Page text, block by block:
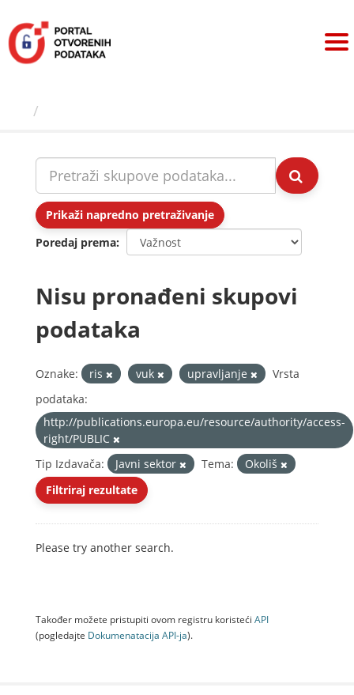
sadržaj
Prikaži napredno pretraživanje
Poredaj prema
Nisu pronađeni skupovi
podataka
Oznake: ris vuk upravljanje
Vrsta
podataka:
http://publications.europa.eu/resource/authority/access-
right/PUBLIC
Tip Izdavača:
Javni sektor Tema:
Okoliš
Filtriraj rezultate
Please try another search.
Također možete pristupiti ovom registru koristeći API
(pogledajte Dokumenаtаcijа API-jа).